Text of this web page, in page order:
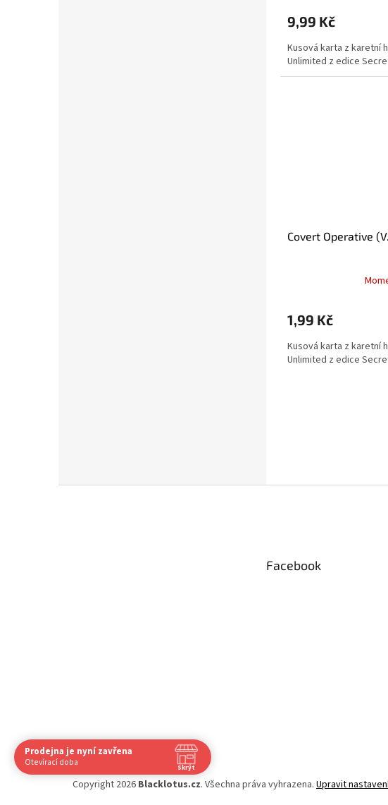
9,99 Kč
Kusová karta z karetní
Unlimited z edice
Covert Operative
1,99 Kč
Kusová karta z karetní
Unlimited z edice
Facebook
Copyright 2026 Blacklotus.cz. Všechna práva vyhrazena. Upravit
Prodejna je nyní zavřena
Otevírací doba Skrýt
Navštivte nás osobně
Čas Pauza
9:00 - 18:00 12:00 - 13:00